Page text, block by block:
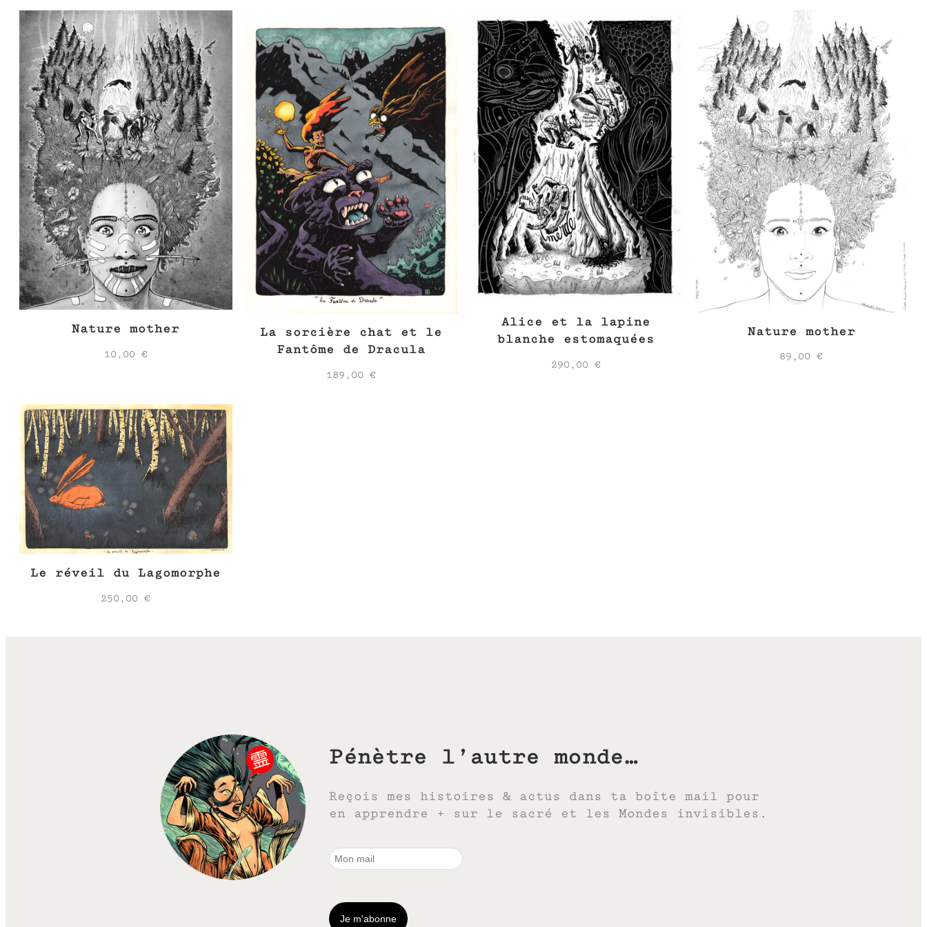
Nature mother
10,00 €
La sorcière chat et le
Fantôme de Dracula
189,00 €
Alice et la lapine
blanche estomaquées
290,00€
Nature mother
89,00€
Le réveil du Lagomorphe
250,00€
Pénètre l’autre monde…
Reçois mes histoires & actus dans ta boîte mail pour
en apprendre + sur le sacré et les Mondes invisibles.